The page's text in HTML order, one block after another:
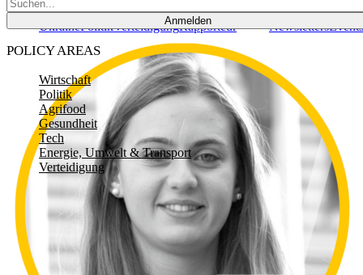
Anmelden
POLICY AREAS
Wirtschaft
Politik
Agrifood
Gesundheit
Tech
Energie, Umwelt & Transport
Verteidigung
UkrainePolitikVerteidigungRapporteur NewslettersEvents